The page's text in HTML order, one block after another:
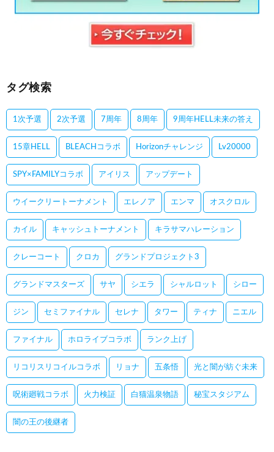
タグ検索
1次予選 2次予選 7周年 8周年 9周年HELL未来の答え
15章HELL BLEACHコラボ Horizonチャレンジ Lv20000
SPY×FAMILYコラボ アイリス アップデート
ウイークリートーナメント エレノア エンマ オスクロル
カイル キャッシュトーナメント キラサマハレーション
クレーコート クロカ グランドプロジェクト3
グランドマスターズ サヤ シエラ シャルロット シロー
ジン セミファイナル セレナ タワー ティナ ニエル
ファイナル ホロライブコラボ ランク上げ
リコリスリコイルコラボ リョナ 五条悟 光と闇が紡ぐ未来
呪術廻戦コラボ 火力検証 白猫温泉物語 秘宝スタジアム
闇の王の後継者